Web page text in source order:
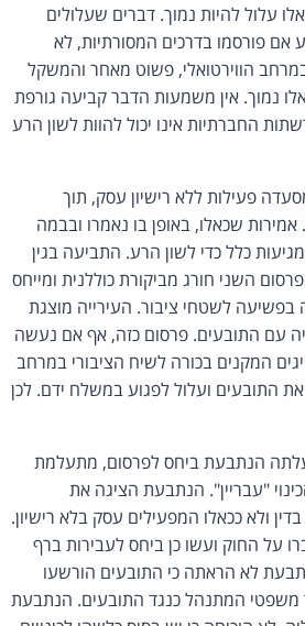
עלול להיות נמוך. דברים שעלולים
פורסמו בדרכים המסורתיות, לא
הווירטואלי, פשוט מאחר והמשקל
נמוך. אין משמעות הדבר קביעה גורפת
החברתיות אינו יכול להוות לשון הרע
פעילות ללא רישיון עסק, תוך
שכאלו, באופן בו נאמרו ובבמה
כלל כדי לשון הרע. התביעה בגין
השני חורג מביקורת כוללנית ומייחס
בפשיעה לשטחי ציבור. העירייה מוצגת
עם התובעים. פרסום כזה, אף אם נעשה
המקנים בכורה לשיח הציבורי במרחב
את התובעים ועלול לפגוע במשלח ידם. לכן
הנתבעת ביחס לפרסום, מתעלמת
"עבריין". הנתבעת הציגה את
ולא ככאלו המפעילים עסק בלא רישיון.
על החוק ועשו כן ביחס לעבירות ברף
לא הראתה כי התובעים הורשעו
משפטי המתנהל כנגד התובעים. הנתבעת